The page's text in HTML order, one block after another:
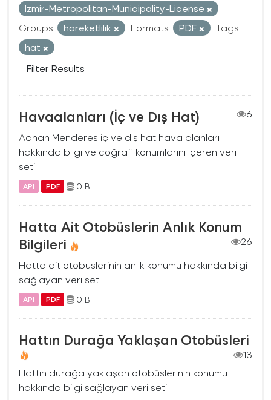
Izmir-Metropolitan-Municipality-License
Groups:
hareketlilik Formats: PDF
Tags:
hat
Filter Results
Havaalanları (İç ve Dış Hat)
6
Adnan Menderes iç ve dış hat hava alanları
hakkında bilgi ve coğrafi konumlarını içeren veri
seti
API PDF 0 B
Hatta Ait Otobüslerin Anlık Konum
Bilgileri
26
Hatta ait otobüslerinin anlık konumu hakkında bilgi
sağlayan veri seti
API PDF 0 B
Hattın Durağa Yaklaşan Otobüsleri
13
Hattın durağa yaklaşan otobüslerinin konumu
hakkında bilgi sağlayan veri seti